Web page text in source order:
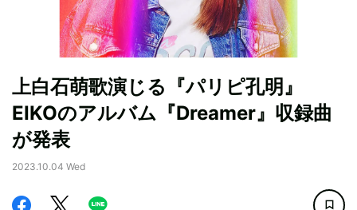
上白石萌歌演じる『パリピ孔明』
EIKOのアルバム『Dreamer』収録曲
が発表
2023.10.04 Wed